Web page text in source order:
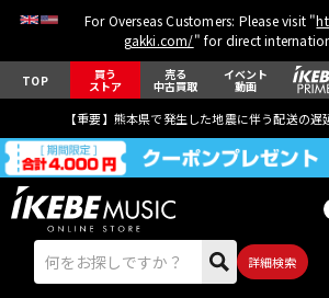
For Overseas Customers: Please visit "
gakki.com/" for direct
TOP 買う
ストア
売る
中古買取
イベント
動画
【重要】熊本県で発生した地震に伴う配送の遅
詳細検索